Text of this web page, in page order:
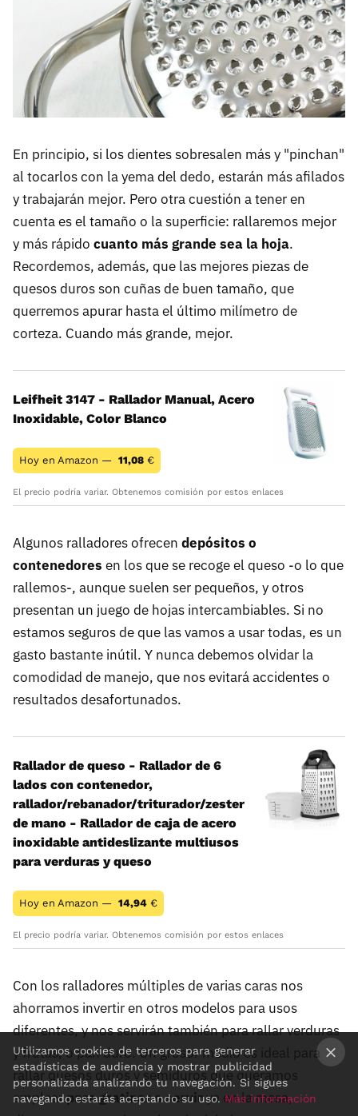
En principio, si los dientes sobresalen más y "pinchan"
al tocarlos con la yema del dedo, estarán más afilados
y trabajarán mejor. Pero otra cuestión a tener en
cuenta es el tamaño o la superficie: rallaremos mejor
y más rápido cuanto más grande sea la hoja.
Recordemos, además, que las mejores piezas de
quesos duros son cuñas de buen tamaño, que
querremos apurar hasta el último milímetro de
corteza. Cuando más grande, mejor.
Leifheit 3147 - Rallador Manual, Acero
Inoxidable, Color Blanco
Hoy en Amazon — 11,08 €
El precio podría variar. Obtenemos comisión por estos enlaces
Algunos ralladores ofrecen depósitos o
contenedores en los que se recoge el queso -o lo que
rallemos-, aunque suelen ser pequeños, y otros
presentan un juego de hojas intercambiables. Si no
estamos seguros de que las vamos a usar todas, es un
gasto bastante inútil. Y nunca debemos olvidar la
comodidad de manejo, que nos evitará accidentes o
resultados desafortunados.
Rallador de queso - Rallador de 6
lados con contenedor,
rallador/rebanador/triturador/zester
de mano - Rallador de caja de acero
inoxidable antideslizante multiusos
para verduras y queso
Hoy en Amazon — 14,94 €
El precio podría variar. Obtenemos comisión por estos enlaces
Con los ralladores múltiples de varias caras nos
ahorramos invertir en otros modelos para usos
diferentes, y nos servirán también para rallar verduras
y frutas, o pan duro. Un grosor medio es ideal para
rallar quesos duros y semiduros que queramos
emplearpara gratinar o servirya en la mesa,
Utilizamos cookies de terceros para generar
estadísticas de audiencia y mostrar publicidad
personalizada analizando tu navegación. Si sigues
navegando estarás aceptando su uso.Más información